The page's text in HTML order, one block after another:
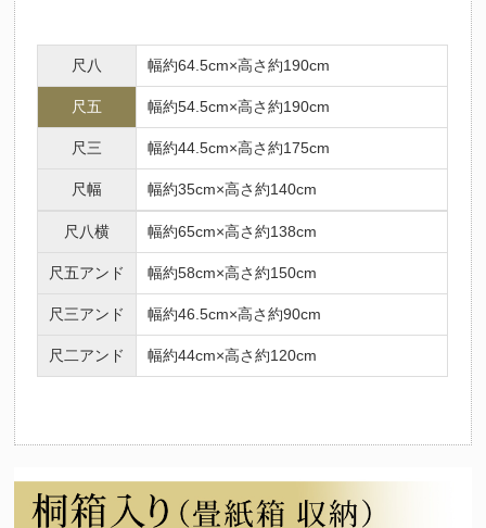
尺八 幅約64.5cm×高さ約190cm
尺五 幅約54.5cm×高さ約190cm
尺三 幅約44.5cm×高さ約175cm
尺幅 幅約35cm×高さ約140cm
尺八横 幅約65cm×高さ約138cm
尺五アンド 幅約58cm×高さ約150cm
尺三アンド 幅約46.5cm×高さ約90cm
尺二アンド 幅約44cm×高さ約120cm